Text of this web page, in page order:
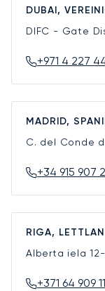
DUBAI,
DIFC - Gate
+971 4 227
MADRID,
C. del Conde
+34 915 907
RIGA,
Alberta iela
+371 64 909